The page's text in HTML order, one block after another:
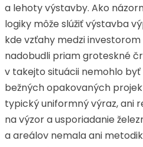
a lehoty výstavby. Ako
logiky môže slúžiť výstavba
kde vzťahy medzi
nadobudli priam groteskné
v takejto situácii nemohlo
bežných opakovaných
typický uniformný výraz, ani
na výzor a usporiadanie
a areálov nemala ani